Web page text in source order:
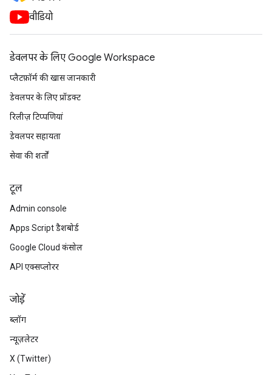
वीडियो
डेवलपर के लिए Google Workspace
प्लैटफ़ॉर्म की खास जानकारी
डेवलपर के लिए प्रॉडक्ट
रिलीज़ टिप्पणियां
डेवलपर सहायता
सेवा की शर्तों
टूल
Admin console
Apps Script डैशबोर्ड
Google Cloud कंसोल
API एक्सप्लोरर
जोड़ें
ब्लॉग
न्यूज़लेटर
X (Twitter)